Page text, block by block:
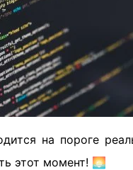
на пороге
этот момент! 🌅